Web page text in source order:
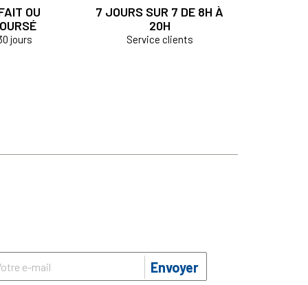
OU
jours
7 JOURS SUR 7 DE 8H À
20H
Service clients
Envoyer